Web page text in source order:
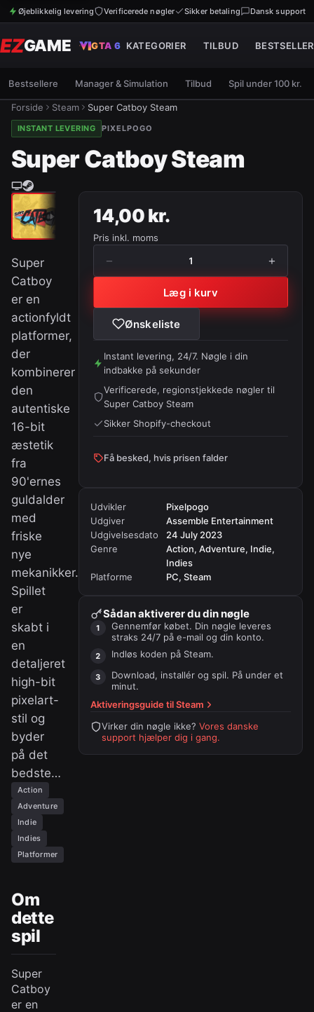
Øjeblikkelig levering Verificerede nøgler Sikker betaling Dansk support
EZGAME GTA 6 KATEGORIER TILBUD
Bestsellere Manager & Simulation Tilbud Spil under 100 kr.
Forside Steam Super Catboy Steam
INSTANT LEVERING PIXELPOGO
Super Catboy Steam
Super
Catboy
er en
actionfyldt
platformer,
der
kombinerer
den
autentiske
16-bit
æstetik
fra
90'ernes
guldalder
med
friske
nye
mekanikker.
Spillet
er
skabt i
en
detaljeret
high-bit
pixelart-
stil og
byder
på det
bedste…
Action
Adventure
Indie
Indies
Platformer
14,00 kr.
Pris inkl. moms
− 1 +
Læg i kurv
Ønskeliste
Instant levering, 24/7. Nøgle i din
indbakke på sekunder
Verificerede, regionstjekkede nøgler til
Super Catboy Steam
Sikker Shopify-checkout
Få besked, hvis prisen falder
Udvikler
Pixelpogo
Udgiver
Assemble Entertainment
Udgivelsesdato
24 July 2023
Genre
Action, Adventure, Indie,
Indies
Platforme
PC, Steam
Sådan aktiverer du din nøgle
Gennemfør købet. Din nøgle leveres
straks 24/7 på e-mail og din konto.
Indløs koden på Steam.
Download, installér og spil. På under et
minut.
Aktiveringsguide tilSteam
Virker din nøgle ikke? Vores danske
support hjælper dig i gang.
Om
dette
spil
Super
Catboy
er en